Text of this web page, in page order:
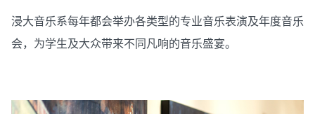
浸大音乐系每年都会举办各类型的专业音乐表演及年度音乐
会，为学生及大众带来不同凡响的音乐盛宴。